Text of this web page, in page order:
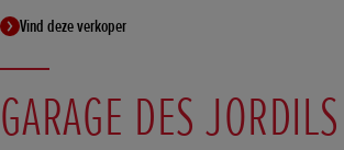
Vind deze verkoper
GARAGE DES JORDILS